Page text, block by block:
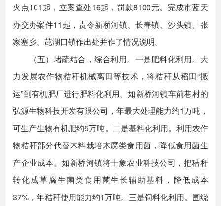
火点101起，立案查处16起，罚款8100元。完成市蓝天
办交办案件11起，责令新桥河镇、长春镇、沙头镇、张
家塞乡、茈湖口镇作出处并作了情况说明。
（五）堵疏结合，综合利用。一是肥料化利用。大
力发展农作物秸秆机械离田等技术，将秸秆从稻田“搬
运”到有机肥厂进行肥料化利用。如新桥河镇车前巷村的
弘源生物科技开发有限公司，年最大处理能力约1万吨，
可生产生物有机肥约5万吨。二是基料化利用。利用农作
物秸秆部分代替木料栽培木腐类食用菌，降低食用菌生
产企业成本。如新桥河镇将士象农业科技公司，把秸秆
转化成草腐生菌类食用菌生长辅助基料，降低成本
37%，年秸秆使用能力约1万吨。三是饲料化利用。围绕